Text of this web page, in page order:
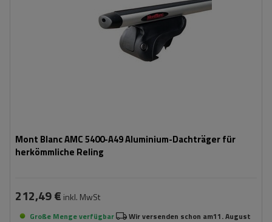
Mont Blanc AMC 5400-A49 Aluminium-Dachträger für
herkömmliche Reling
212,49 € inkl. MwSt
Große Menge verfügbar Wir versenden schon am11. August